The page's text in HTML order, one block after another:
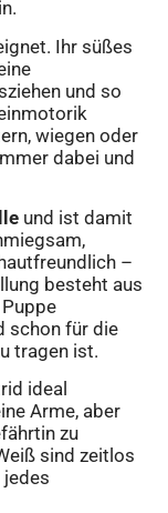
Ihr süßes
und so
wiegen oder
dabei und
und ist damit
–
besteht aus
schon für die
tragen ist.
ideal
Arme, aber
zu
sind zeitlos